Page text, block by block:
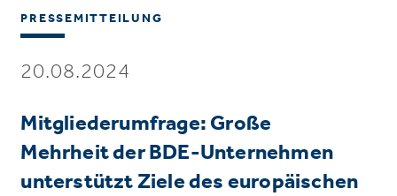
PRESSEMITTEILUNG
20.08.2024
Mitgliederumfrage: Große
Mehrheit der BDE-Unternehmen
unterstützt Ziele des europäischen